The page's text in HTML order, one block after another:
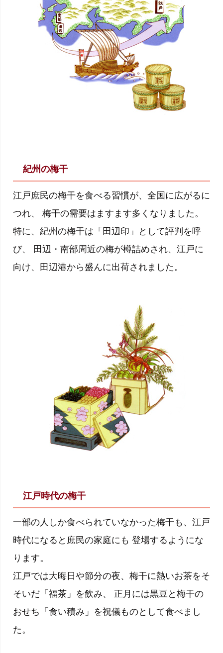
紀州の梅干
江戸庶民の梅干を食べる習慣が、全国に広がるに
つれ、 梅干の需要はますます多くなりました。
特に、紀州の梅干は「田辺印」として評判を呼
び、 田辺・南部周近の梅が樽詰めされ、江戸に
向け、田辺港から盛んに出荷されました。
江戸時代の梅干
一部の人しか食べられていなかった梅干も、江戸
時代になると庶民の家庭にも 登場するようにな
ります。
江戸では大晦日や節分の夜、梅干に熱いお茶をそ
そいだ「福茶」を飲み、 正月には黒豆と梅干の
おせち「食い積み」を祝儀ものとして食べまし
た。